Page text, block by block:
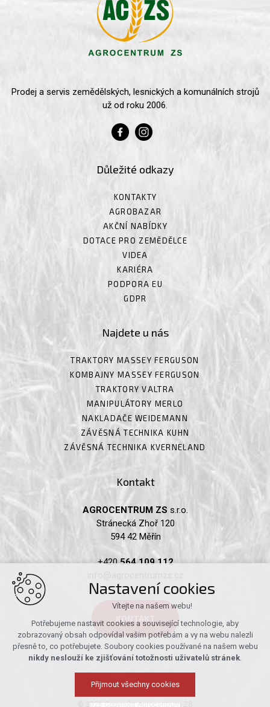
Prodej a servis zemědělských, lesnických a komunálních strojů
už od roku 2006.
Důležité odkazy
KONTAKTY
AGROBAZAR
AKČNÍ NABÍDKY
DOTACE PRO ZEMĚDĚLCE
VIDEA
KARIÉRA
PODPORA EU
GDPR
Najdete u nás
TRAKTORY MASSEY FERGUSON
KOMBAJNY MASSEY FERGUSON
TRAKTORY VALTRA
MANIPULÁTORY MERLO
NAKLADAČE WEIDEMANN
ZÁVĚSNÁ TECHNIKA KUHN
ZÁVĚSNÁ TECHNIKA KVERNELAND
Kontakt
AGROCENTRUM ZS s.r.o.
Stránecká Zhoř 120
594 42 Měřín
+420564 109 112
KONTAKT
© 2026 Copyright Agrocentrum ZS
Nastavení cookies
Vítejte na našem webu!
Potřebujeme nastavit cookies a související technologie, aby
zobrazovaný obsah odpovídal vašim potřebám a vy na webu nalezli
přesně to, co potřebujete. Soubory cookies používané na našem webu
nikdy neslouží ke zjišťování totožnosti uživatelů stránek.
Přijmout všechny cookies